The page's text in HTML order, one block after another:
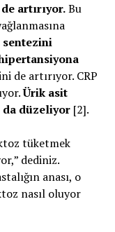
artırıyor.Bu
de artırıyor. CRP
Ürik asit
da düzeliyor[2].
tüketmek
dediniz.
anası, o
nasıl oluyor